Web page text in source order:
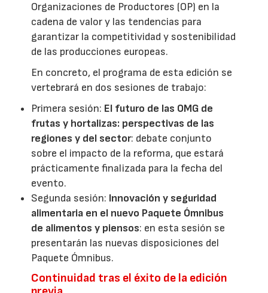
Organizaciones de Productores (OP) en la
cadena de valor y las tendencias para
garantizar la competitividad y sostenibilidad
de las producciones europeas.
En concreto, el programa de esta edición se
vertebrará en dos sesiones de trabajo:
Primera sesión: El futuro de las OMG de
frutas y hortalizas: perspectivas de las
regiones y del sector: debate conjunto
sobre el impacto de la reforma, que estará
prácticamente finalizada para la fecha del
evento.
Segunda sesión: Innovación y seguridad
alimentaria en el nuevo Paquete Ómnibus
de alimentos y piensos: en esta sesión se
presentarán las nuevas disposiciones del
Paquete Ómnibus.
Continuidad tras el éxito de la edición